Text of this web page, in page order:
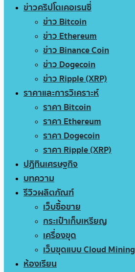
ข่าวคริปโตเคอเรนซี่
ข่าว Bitcoin
ข่าว Ethereum
ข่าว Binance Coin
ข่าว Dogecoin
ข่าว Ripple (XRP)
ราคาและการวิเคราะห์
ราคา Bitcoin
ราคา Ethereum
ราคา Dogecoin
ราคา Ripple (XRP)
ปฏิทินเศรษฐกิจ
บทความ
รีวิวผลิตภัณฑ์
เว็บซื้อขาย
กระเป๋าเก็บเหรียญ
เครื่องขุด
เว็บขุดแบบ Cloud Mining
ห้องเรียน